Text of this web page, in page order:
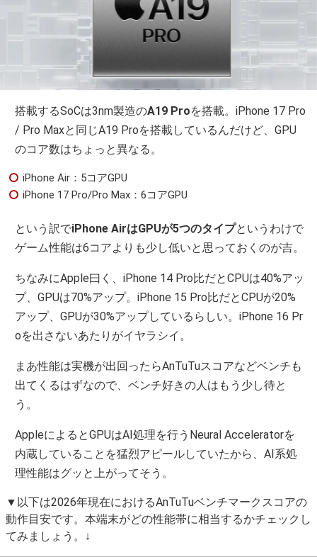
搭載するSoCは3nm製造のA19 Proを搭載。iPhone 17 Pro
/ Pro Maxと同じA19 Proを搭載しているんだけど、GPU
のコア数はちょっと異なる。
iPhone Air：5コアGPU
iPhone 17 Pro/Pro Max：6コアGPU
という訳でiPhone AirはGPUが5つのタイプというわけで
ゲーム性能は6コアよりも少し低いと思っておくのが吉。
ちなみにApple曰く、iPhone 14 Pro比だとCPUは40%アッ
プ、GPUは70%アップ。iPhone 15 Pro比だとCPUが20%
アップ、GPUが30%アップしているらしい。iPhone 16 Pr
oを出さないあたりがイヤラシイ。
まあ性能は実機が出回ったらAnTuTuスコアなどベンチも
出てくるはずなので、ベンチ好きの人はもう少し待と
う。
AppleによるとGPUはAI処理を行うNeural Acceleratorを
内蔵していることを猛烈アピールしていたから、AI系処
理性能はグッと上がってそう。
▼以下は2026年現在におけるAnTuTuベンチマークスコアの
動作目安です。本端末がどの性能帯に相当するかチェックし
てみましょう。↓